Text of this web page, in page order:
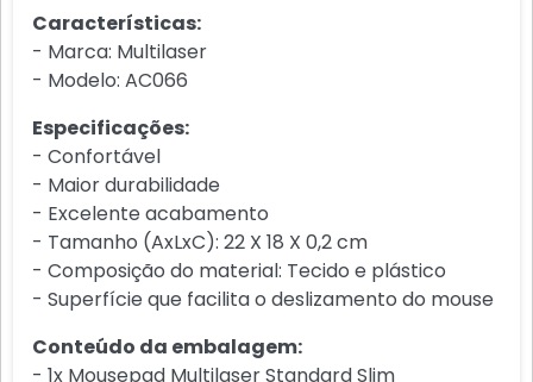
Características:
- Marca: Multilaser
- Modelo: AC066
Especificações:
- Confortável
- Maior durabilidade
- Excelente acabamento
- Tamanho (AxLxC): 22 X 18 X 0,2 cm
- Composição do material: Tecido e plástico
- Superfície que facilita o deslizamento do mouse
Conteúdo da embalagem:
- 1x Mousepad Multilaser Standard Slim